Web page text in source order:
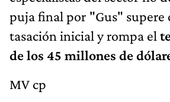
puja final por "Gus" supere
tasación inicial y rompa el
de los 45 millones de
MV cp